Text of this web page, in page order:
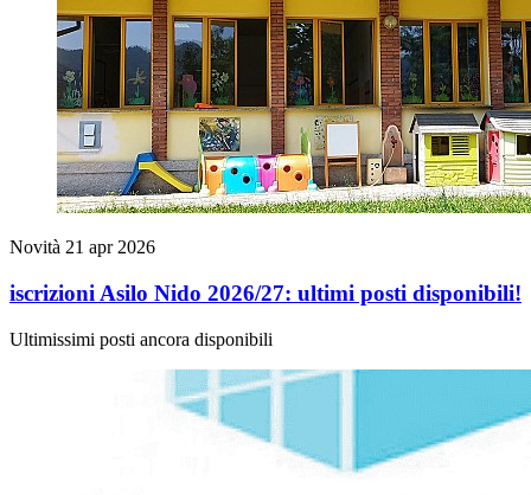
Novità 21 apr 2026
iscrizioni Asilo Nido 2026/27: ultimi posti disponibili!
Ultimissimi posti ancora disponibili